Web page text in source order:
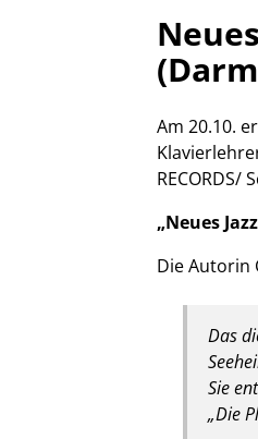
Am 20.10.
RECORDS/
„Neues
Die Autorin
Das
Sie
„Die